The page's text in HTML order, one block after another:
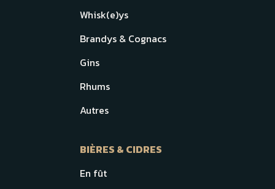
Whisk(e)ys
Brandys & Cognacs
Gins
Rhums
Autres
BIÈRES & CIDRES
En fût